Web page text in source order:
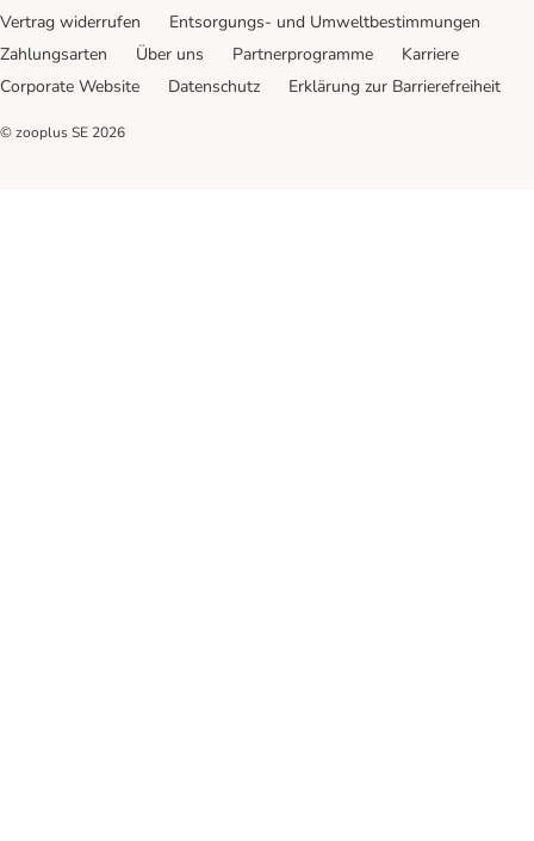
Vertrag widerrufen
Entsorgungs- und Umweltbestimmungen
Zahlungsarten
Über uns Partnerprogramme
Karriere
Corporate Website
Datenschutz Erklärung zur Barrierefreiheit
© zooplus SE 2026